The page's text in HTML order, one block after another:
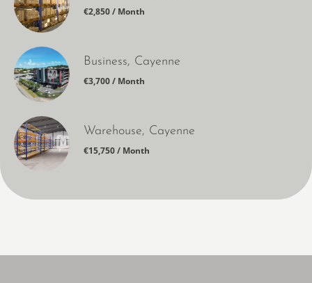
€2,850 / Month
Business, Cayenne
€3,700 / Month
Warehouse, Cayenne
€15,750 / Month